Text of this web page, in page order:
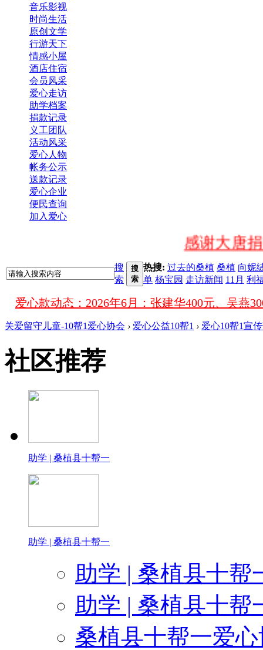
音乐影视
时尚生活
原创文学
行游天下
情感小屋
酒店住宿
会员风采
爱心走访
助学档案
捐款记录
义工团队
活动风采
爱心人物
帐务公示
送款记录
爱心企业
便民查询
加入爱心
感谢大唐
感谢桑植县民政局
感谢桑植县澧源中学（老
感谢荣誉在心为孩
感谢武
感谢桑植华耀国际影
搜
索
搜
索
热搜: 过去的桑植 桑植 向妮
单 杨宝园 走访新闻 11月 利
爱心款动态
关爱留守儿童-10帮1爱心协会 › 爱心公益10帮1 › 爱心10帮1宣
社区推荐
助学 | 桑植县十帮一
助学 | 桑植县十帮一
助学 | 桑植县十帮
助学 | 桑植县十帮
桑植县十帮一爱